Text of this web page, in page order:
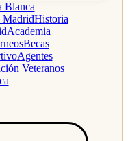
Blanca
MadridHistoria
Academia
Becas
Agentes
Veteranos